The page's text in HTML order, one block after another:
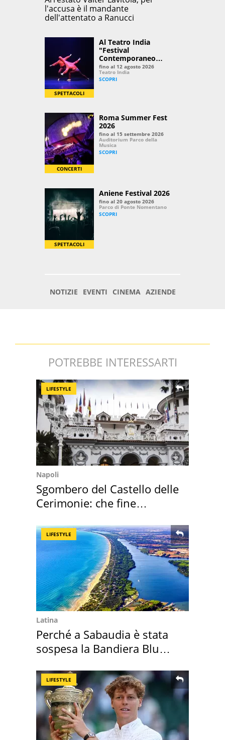
POTREBBE INTERESSARTI
LIFESTYLE
Napoli
Sgombero del Castello delle
Cerimonie: che fine
LIFESTYLE
Latina
Perché a Sabaudia è stata
sospesa la Bandiera Blu
LIFESTYLE